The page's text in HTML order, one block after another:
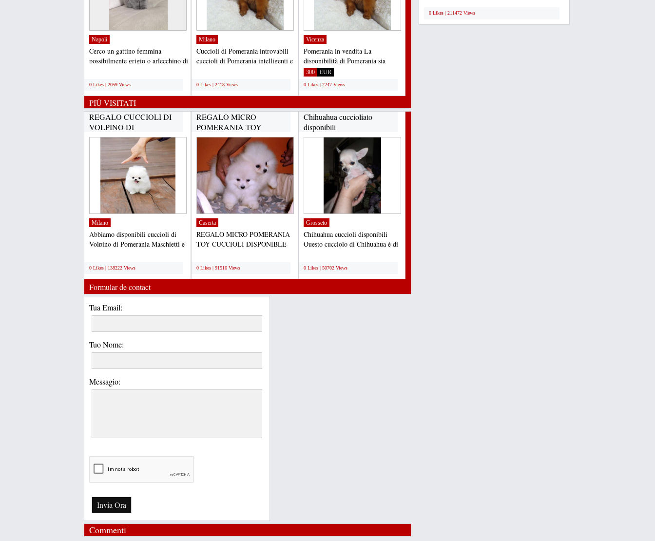
Napoli
Cerco un gattino femmina
possibilmente grigio o arlecchino di
0 Likes | 2059 Views
Milano
Cuccioli di Pomerania introvabili
cuccioli di Pomerania intelligenti e
0 Likes | 2418 Views
Vicenza
Pomerania in vendita La
disponibilità di Pomerania sia
maschio che femmina è ora...
300 EUR
0 Likes | 2247 Views
PIÙ VISITATI
REGALO CUCCIOLI DI
VOLPINO DI
POMERANIA(GRATIS)...
Milano
Abbiamo disponibili cuccioli di
Volpino di Pomerania Maschietti e
0 Likes | 138222 Views
REGALO MICRO
POMERANIA TOY
CUCCIOLI
DISPONIBLE...
Caserta
REGALO MICRO POMERANIA
TOY CUCCIOLI DISPONIBLE
0 Likes | 91516 Views
Chihuahua cuccioliato
disponibili
Grosseto
Chihuahua cuccioli disponibili
Questo cucciolo di Chihuahua è di
0 Likes | 50702 Views
Formular de contact
Tua Email:
Tuo Nome:
Messagio:
Invia Ora
Commenti
0 Likes | 211472 Views